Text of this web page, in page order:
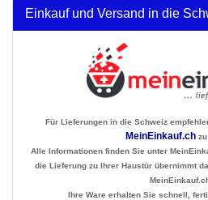
Einkauf und Versand in die
Für Lieferungen in die Schweiz
MeinEinkauf.chzu
Alle Informationen finden Sie unter
die Lieferung zu Ihrer Haustür übernimmt
Ihre Ware erhalten Sie schnell,